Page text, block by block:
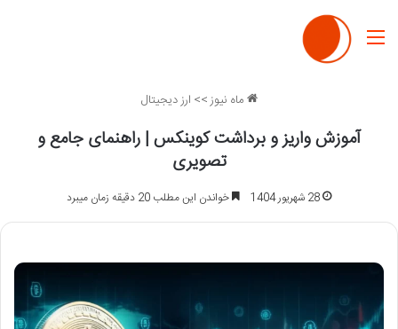
منو
ماه نیوز>> ارز دیجیتال
آموزش واریز و برداشت کوینکس | راهنمای جامع و
تصویری
28 شهریور 1404 خواندن این مطلب 20 دقیقه زمان میبرد